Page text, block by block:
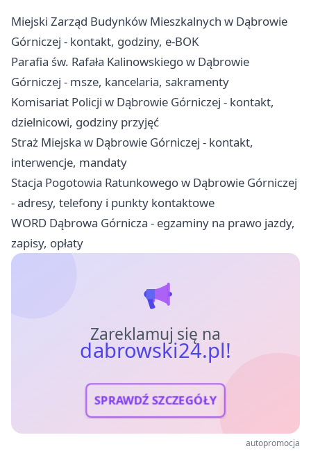
Miejski Zarząd Budynków Mieszkalnych w Dąbrowie
Górniczej - kontakt, godziny, e-BOK
Parafia św. Rafała Kalinowskiego w Dąbrowie
Górniczej - msze, kancelaria, sakramenty
Komisariat Policji w Dąbrowie Górniczej - kontakt,
dzielnicowi, godziny przyjęć
Straż Miejska w Dąbrowie Górniczej - kontakt,
interwencje, mandaty
Stacja Pogotowia Ratunkowego w Dąbrowie Górniczej
- adresy, telefony i punkty kontaktowe
WORD Dąbrowa Górnicza - egzaminy na prawo jazdy,
zapisy, opłaty
Zareklamuj się na
dabrowski24.pl!
SPRAWDŹ SZCZEGÓŁY
autopromocja